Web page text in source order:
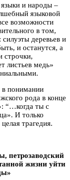
и народы –
языковой
возможности
в том,
деревьев и
и останутся, а
строчки,
листьев медь»
понимании
рода в конце
“…когда ты с
И только
трагедия.
петрозаводский
жизни уйти